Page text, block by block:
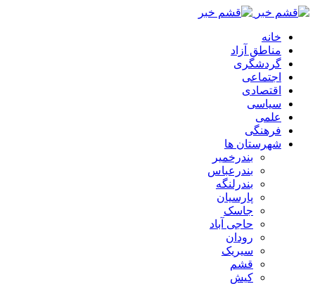
خانه
مناطق آزاد
گردشگری
اجتماعی
اقتصادی
سیاسی
علمی
فرهنگی
شهرستان ها
بندرخمیر
بندرعباس
بندرلنگه
پارسیان
جاسک
حاجی آباد
رودان
سیریک
قشم
کیش